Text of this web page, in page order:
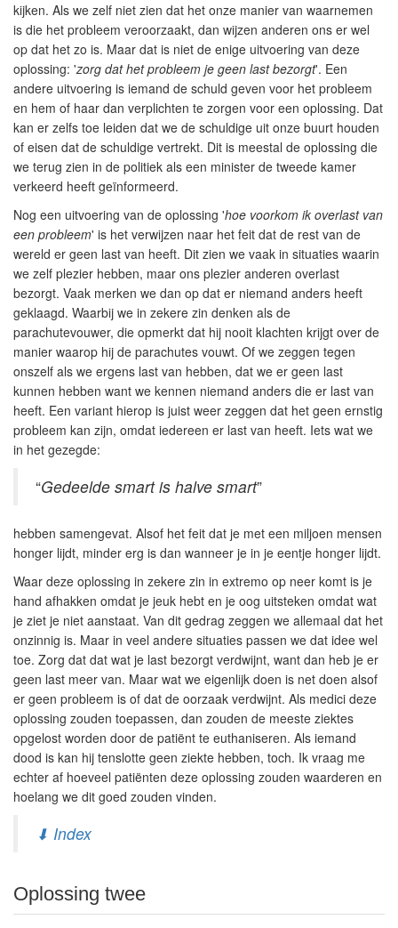
kijken. Als we zelf niet zien dat het onze manier van waarnemen
is die het probleem veroorzaakt, dan wijzen anderen ons er wel
op dat het zo is. Maar dat is niet de enige uitvoering van deze
oplossing: 'zorg dat het probleem je geen last bezorgt'. Een
andere uitvoering is iemand de schuld geven voor het probleem
en hem of haar dan verplichten te zorgen voor een oplossing. Dat
kan er zelfs toe leiden dat we de schuldige uit onze buurt houden
of eisen dat de schuldige vertrekt. Dit is meestal de oplossing die
we terug zien in de politiek als een minister de tweede kamer
verkeerd heeft geïnformeerd.
Nog een uitvoering van de oplossing 'hoe voorkom ik overlast van
een probleem' is het verwijzen naar het feit dat de rest van de
wereld er geen last van heeft. Dit zien we vaak in situaties waarin
we zelf plezier hebben, maar ons plezier anderen overlast
bezorgt. Vaak merken we dan op dat er niemand anders heeft
geklaagd. Waarbij we in zekere zin denken als de
parachutevouwer, die opmerkt dat hij nooit klachten krijgt over de
manier waarop hij de parachutes vouwt. Of we zeggen tegen
onszelf als we ergens last van hebben, dat we er geen last
kunnen hebben want we kennen niemand anders die er last van
heeft. Een variant hierop is juist weer zeggen dat het geen ernstig
probleem kan zijn, omdat iedereen er last van heeft. Iets wat we
in het gezegde:
“Gedeelde smart is halve smart”
hebben samengevat. Alsof het feit dat je met een miljoen mensen
honger lijdt, minder erg is dan wanneer je in je eentje honger lijdt.
Waar deze oplossing in zekere zin in extremo op neer komt is je
hand afhakken omdat je jeuk hebt en je oog uitsteken omdat wat
je ziet je niet aanstaat. Van dit gedrag zeggen we allemaal dat het
onzinnig is. Maar in veel andere situaties passen we dat idee wel
toe. Zorg dat dat wat je last bezorgt verdwijnt, want dan heb je er
geen last meer van. Maar wat we eigenlijk doen is net doen alsof
er geen probleem is of dat de oorzaak verdwijnt. Als medici deze
oplossing zouden toepassen, dan zouden de meeste ziektes
opgelost worden door de patiënt te euthaniseren. Als iemand
dood is kan hij tenslotte geen ziekte hebben, toch. Ik vraag me
echter af hoeveel patiënten deze oplossing zouden waarderen en
hoelang we dit goed zouden vinden.
⬇ Index
Oplossing twee